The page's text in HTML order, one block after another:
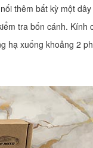
thêm bất kỳ một dây
tra bốn cánh.
xuống khoảng 2